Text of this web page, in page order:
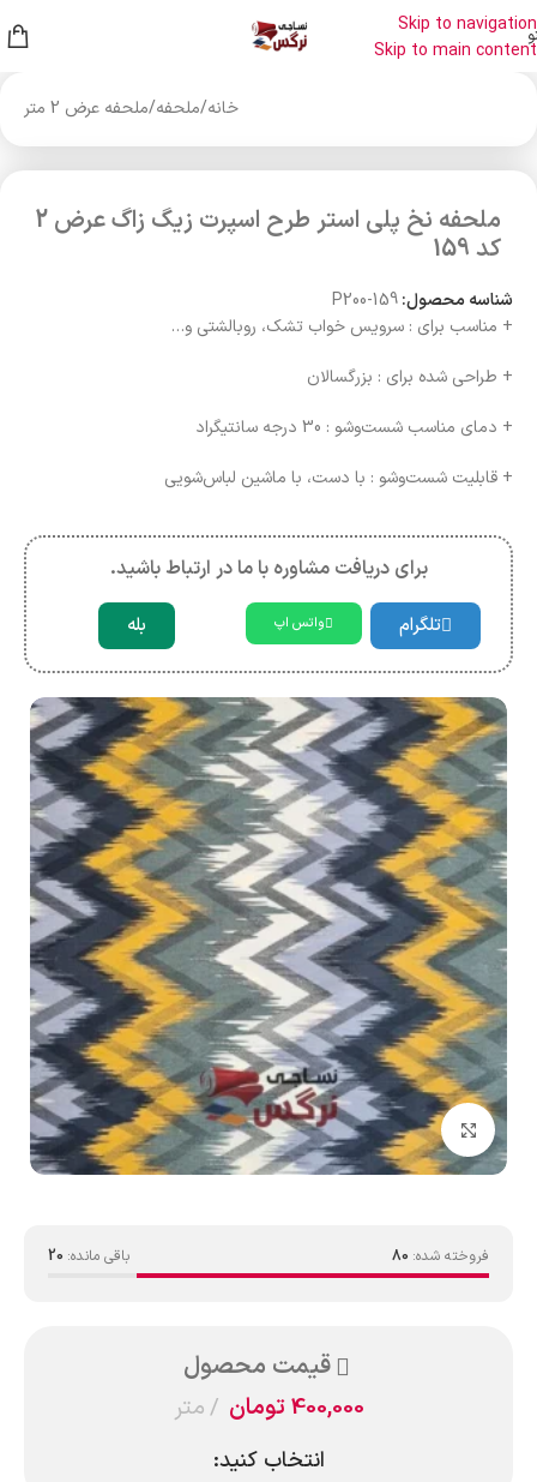
Skip to navigation
Skip to main content
خانه/ملحفه/ملحفه عرض 2 متر
ملحفه نخ پلی استر طرح اسپرت زیگ زاگ عرض 2
کد 159
شناسه محصول:P200-159
+ مناسب برای : سرویس خواب تشک، روبالشتی و…
+ طراحی شده برای : بزرگسالان
+ دمای مناسب شست‌وشو : 30 درجه سانتیگراد
+ قابلیت شست‌وشو : با دست، با ماشین لباس‌شویی
برای دریافت مشاوره با ما در ارتباط باشید.
تلگرام واتس اپ بله
بزرگنمایی تصویر
فروخته شده: 80 باقی مانده: 20
قیمت محصول
400,000تومان متر
انتخاب کنید: